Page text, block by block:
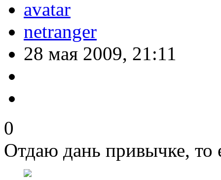
netranger
28 мая 2009, 21:11
0
Отдаю дань привычке, то